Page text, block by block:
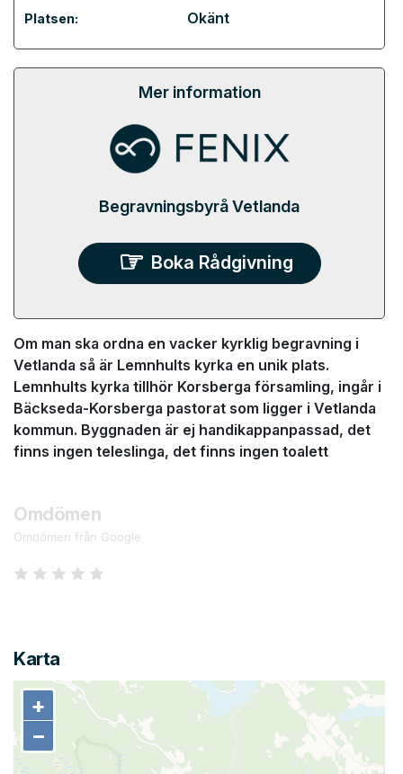
Platsen: Okänt
Mer information
Begravningsbyrå Vetlanda
Boka Rådgivning
Om man ska ordna en vacker kyrklig begravning i
Vetlanda så är Lemnhults kyrka en unik plats.
Lemnhults kyrka tillhör Korsberga församling, ingår i
Bäckseda-Korsberga pastorat som ligger i Vetlanda
kommun. Byggnaden är ej handikappanpassad, det
finns ingen teleslinga, det finns ingen toalett
Omdömen
Omdömen från Google
Karta
+
−
+
−